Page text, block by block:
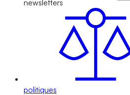
newsletters
politiques